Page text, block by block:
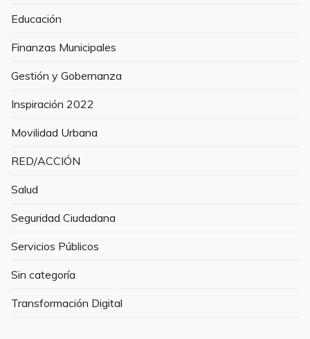
Educación
Finanzas Municipales
Gestión y Gobernanza
Inspiración 2022
Movilidad Urbana
RED/ACCIÓN
Salud
Seguridad Ciudadana
Servicios Públicos
Sin categoría
Transformación Digital